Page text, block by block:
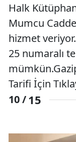
Halk
Mumcu
hizmet
25 numaralı
Tarifi İçin
10 /15